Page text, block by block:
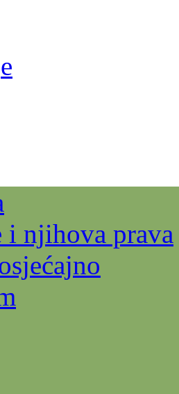
njihova prava